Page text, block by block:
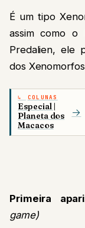
É um tipo
assim como o
Predalien, ele
dos
COLUNAS
Especial |
Planeta dos
Macacos
→
Primeira
game)